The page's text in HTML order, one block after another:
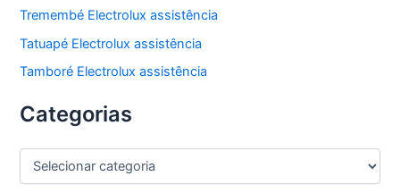
Tremembé Electrolux assistência
Tatuapé Electrolux assistência
Tamboré Electrolux assistência
Categorias
C